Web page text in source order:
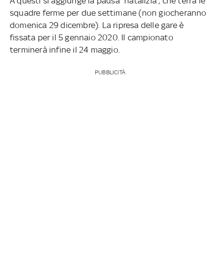
squadre ferme per due settimane (non giocheranno
domenica 29 dicembre). La ripresa delle gare è
fissata per il 5 gennaio 2020. Il campionato
terminerà infine il 24 maggio.
PUBBLICITÀ